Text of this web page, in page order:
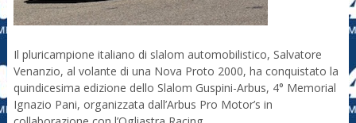
Il pluricampione italiano di slalom automobilistico, Salvatore
Venanzio, al volante di una Nova Proto 2000, ha conquistato la
quindicesima edizione dello Slalom Guspini-Arbus, 4° Memorial
Ignazio Pani, organizzata dall’Arbus Pro Motor’s in